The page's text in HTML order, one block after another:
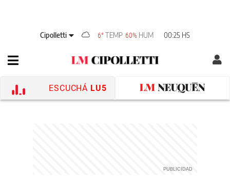
Cipolletti 6°TEMP 60% HUM 00:25 HS
ESCUCHÁ LU5